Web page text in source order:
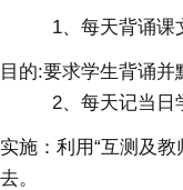
1、每天背诵课
目的:要求学生背诵并
2、每天记当日
实施：利用“互测及
去。